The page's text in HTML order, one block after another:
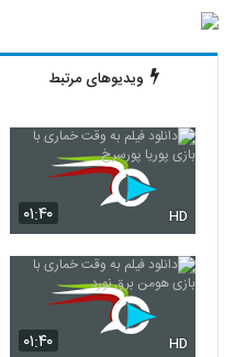
ویدیوهای مرتبط
۰۱:۴۰ HD
۰۱:۴۰ HD